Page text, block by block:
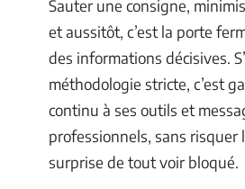
Sauter une consigne,
et aussitôt, c’est la porte
des informations décisives.
méthodologie stricte, c’est
continu à ses outils et
professionnels, sans risquer
surprise de tout voir bloqué.